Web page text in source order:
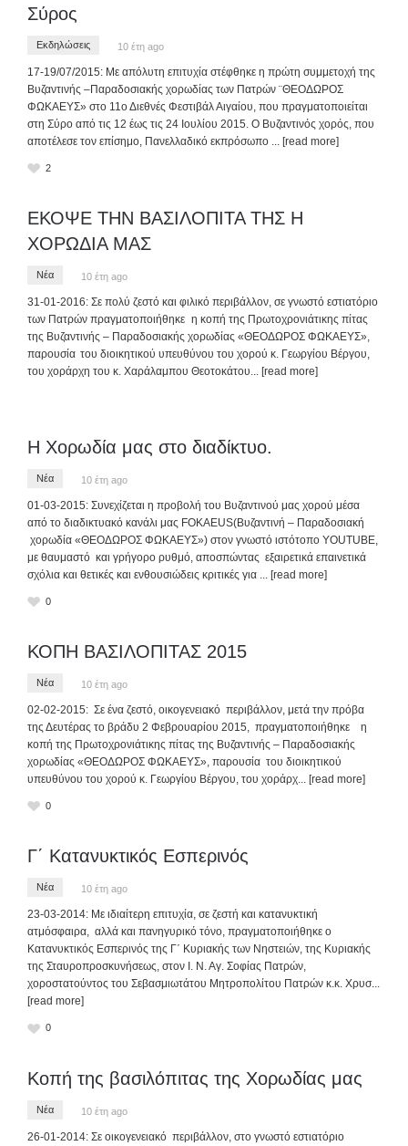
Σύρος
Εκδηλώσεις 10 έτη ago
17-19/07/2015: Με απόλυτη επιτυχία στέφθηκε η πρώτη συμμετοχή της
Βυζαντινής –Παραδοσιακής χορωδίας των Πατρών ¨ΘΕΟΔΩΡΟΣ
ΦΩΚΑΕΥΣ» στο 11ο Διεθνές Φεστιβάλ Αιγαίου, που πραγματοποιείται
στη Σύρο από τις 12 έως τις 24 Ιουλίου 2015. Ο Βυζαντινός χορός, που
αποτέλεσε τον επίσημο, Πανελλαδικό εκπρόσωπο ... [read more]
2
ΕΚΟΨΕ ΤΗΝ ΒΑΣΙΛΟΠΙΤΑ ΤΗΣ Η
ΧΟΡΩΔΙΑ ΜΑΣ
Νέα 10 έτη ago
31-01-2016: Σε πολύ ζεστό και φιλικό περιβάλλον, σε γνωστό εστιατόριο
των Πατρών πραγματοποιήθηκε η κοπή της Πρωτοχρονιάτικης πίτας
της Βυζαντινής – Παραδοσιακής χορωδίας «ΘΕΟΔΩΡΟΣ ΦΩΚΑΕΥΣ»,
παρουσία του διοικητικού υπευθύνου του χορού κ. Γεωργίου Βέργου,
του χοράρχη του κ. Χαράλαμπου Θεοτοκάτου... [read more]
Η Χορωδία μας στο διαδίκτυο.
Νέα 10 έτη ago
01-03-2015: Συνεχίζεται η προβολή του Βυζαντινού μας χορού μέσα
από το διαδικτυακό κανάλι μας FOKAEUS(Βυζαντινή – Παραδοσιακή
χορωδία «ΘΕΟΔΩΡΟΣ ΦΩΚΑΕΥΣ») στον γνωστό ιστότοπο YOUTUBE,
με θαυμαστό και γρήγορο ρυθμό, αποσπώντας εξαιρετικά επαινετικά
σχόλια και θετικές και ενθουσιώδεις κριτικές για ... [read more]
0
ΚΟΠΗ ΒΑΣΙΛΟΠΙΤΑΣ 2015
Νέα 10 έτη ago
02-02-2015: Σε ένα ζεστό, οικογενειακό περιβάλλον, μετά την πρόβα
της Δευτέρας το βράδυ 2 Φεβρουαρίου 2015, πραγματοποιήθηκε η
κοπή της Πρωτοχρονιάτικης πίτας της Βυζαντινής – Παραδοσιακής
χορωδίας «ΘΕΟΔΩΡΟΣ ΦΩΚΑΕΥΣ», παρουσία του διοικητικού
υπευθύνου του χορού κ. Γεωργίου Βέργου, του χοράρχ... [read more]
0
Γ΄ Κατανυκτικός Εσπερινός
Νέα 10 έτη ago
23-03-2014: Με ιδιαίτερη επιτυχία, σε ζεστή και κατανυκτική
ατμόσφαιρα, αλλά και πανηγυρικό τόνο, πραγματοποιήθηκε ο
Κατανυκτικός Εσπερινός της Γ΄ Κυριακής των Νηστειών, της Κυριακής
της Σταυροπροσκυνήσεως, στον Ι. Ν. Αγ. Σοφίας Πατρών,
χοροστατούντος του Σεβασμιωτάτου Μητροπολίτου Πατρών κ.κ. Χρυσ...
[read more]
0
Κοπή της βασιλόπιτας της Χορωδίας μας
Νέα 10 έτη ago
26-01-2014: Σε οικογενειακό περιβάλλον, στο γνωστό εστιατόριο